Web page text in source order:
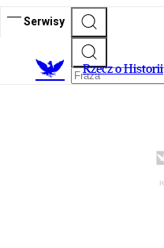
Serwisy
Rzecz o Historii